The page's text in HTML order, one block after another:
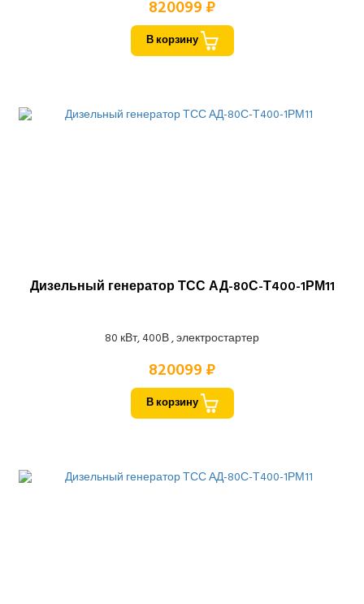
820099 ₽
В корзину
Дизельный генератор ТСС АД-80С-Т400-1РМ11
80 кВт, 400В , электростартер
820099 ₽
В корзину